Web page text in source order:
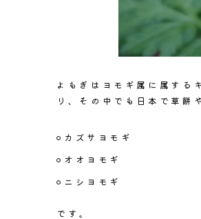
よもぎはヨモギ属に属する
り、その中でも日本で草餅
カズサヨモギ
オオヨモギ
ニシヨモギ
です。